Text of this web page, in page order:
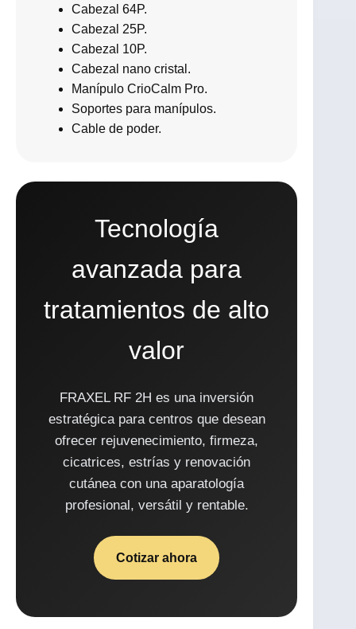
Cabezal 64P.
Cabezal 25P.
Cabezal 10P.
Cabezal nano cristal.
Manípulo CrioCalm Pro.
Soportes para manípulos.
Cable de poder.
Tecnología
avanzada para
tratamientos de alto
valor
FRAXEL RF 2H es una inversión
estratégica para centros que desean
ofrecer rejuvenecimiento, firmeza,
cicatrices, estrías y renovación
cutánea con una aparatología
profesional, versátil y rentable.
Cotizar ahora